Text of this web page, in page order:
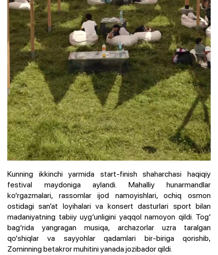
Kunning ikkinchi yarmida start-finish shaharchasi haqiqiy
festival maydoniga aylandi. Mahalliy hunarmandlar
ko‘rgazmalari, rassomlar ijod namoyishlari, ochiq osmon
ostidagi san’at loyihalari va konsert dasturlari sport bilan
madaniyatning tabiiy uyg‘unligini yaqqol namoyon qildi. Tog‘
bag‘rida yangragan musiqa, archazorlar uzra taralgan
qo‘shiqlar va sayyohlar qadamlari bir-biriga qorishib,
Zominning betakror muhitini yanada jozibador qildi.